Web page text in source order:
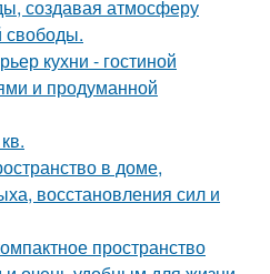
создавая атмосферу
свободы.
кухни - гостиной
и продуманной
в доме,
восстановления сил и
пространство